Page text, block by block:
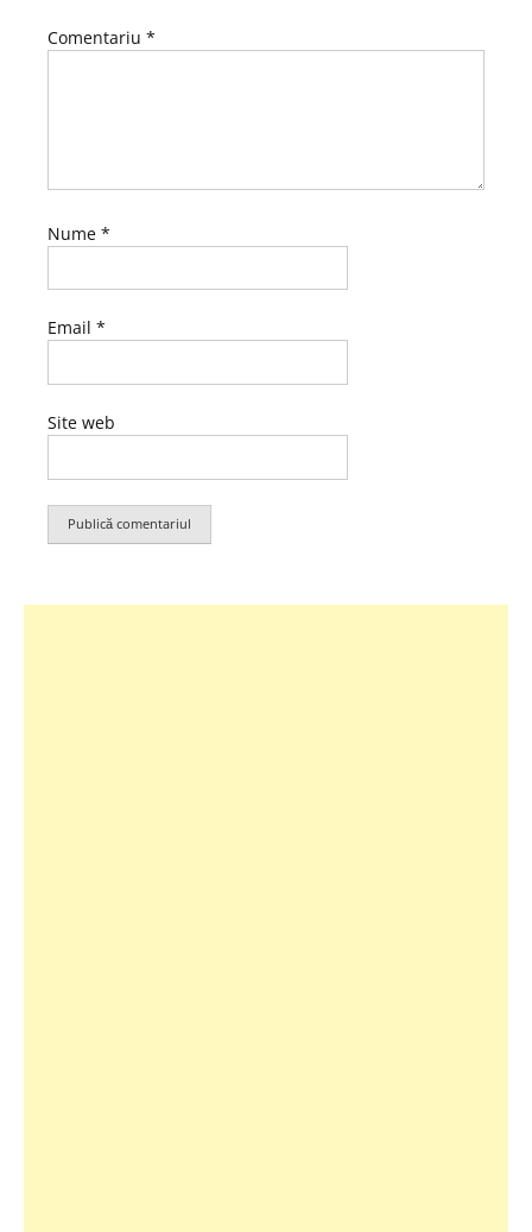
Comentariu *
Nume *
Email *
Site web